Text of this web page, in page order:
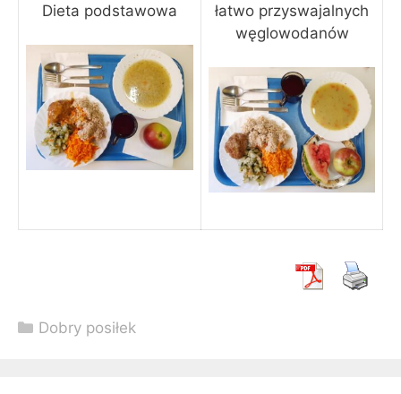
Dieta podstawowa
łatwo przyswajalnych
węglowodanów
Kategorie
Dobry posiłek